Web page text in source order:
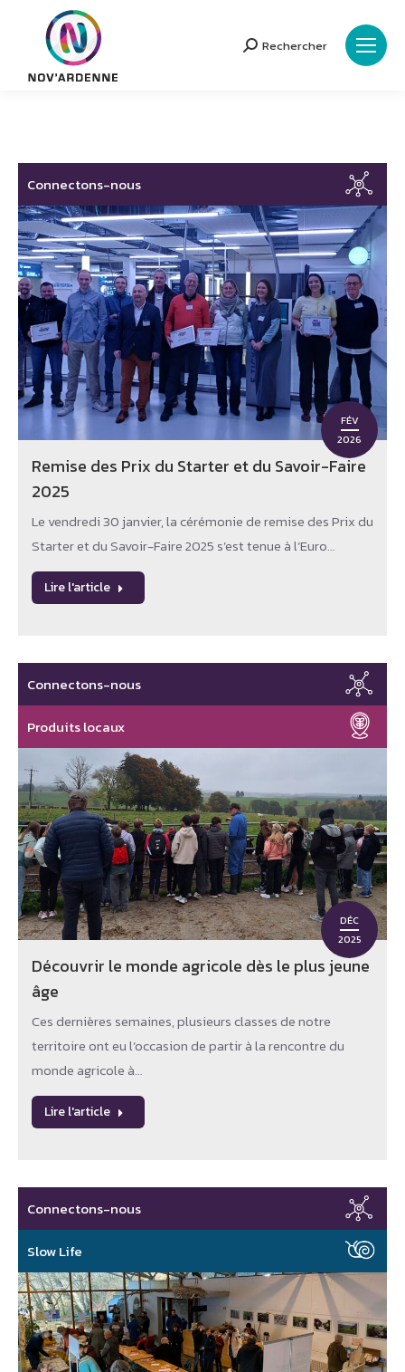
Search:
Rechercher
FÉV
2026
Connectons-nous
Remise des Prix du Starter et du Savoir-Faire
2025
Le vendredi 30 janvier, la cérémonie de remise des Prix du
Starter et du Savoir-Faire 2025 s’est tenue à l’Euro…
Lire l'article
DÉC
2025
Connectons-nous
Produits locaux
Découvrir le monde agricole dès le plus jeune
âge
Ces dernières semaines, plusieurs classes de notre
territoire ont eu l’occasion de partir à la rencontre du
monde agricole à…
Lire l'article
Connectons-nous
Slow Life